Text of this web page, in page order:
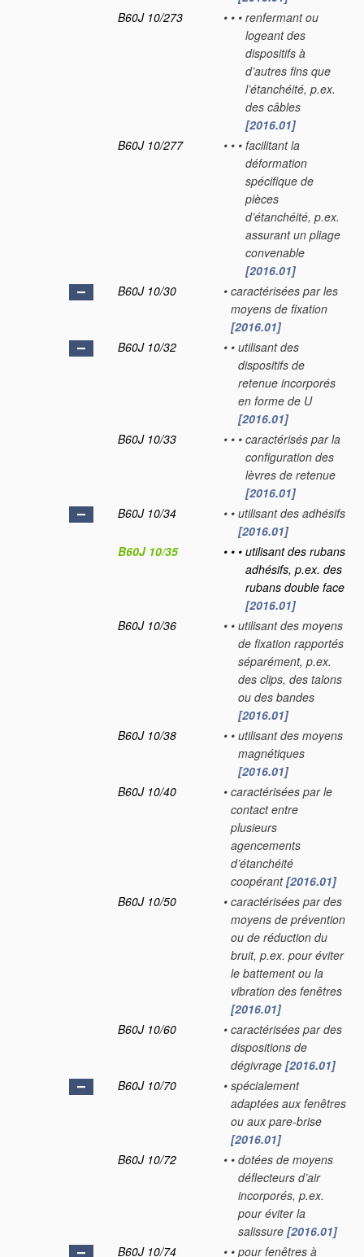
B60J 10/273
• • • renfermant ou
logeant des
dispositifs à
d’autres fins que
l’étanchéité, p.ex.
des câbles
[2016.01]
B60J 10/277
• • • facilitant la
déformation
spécifique de
pièces
d’étanchéité, p.ex.
assurant un pliage
convenable
[2016.01]
B60J 10/30
• caractérisées par les
moyens de fixation
[2016.01]
B60J 10/32
• • utilisant des
dispositifs de
retenue incorporés
en forme de U
[2016.01]
B60J 10/33
• • • caractérisés par la
configuration des
lèvres de retenue
[2016.01]
B60J 10/34
• • utilisant des adhésifs
[2016.01]
B60J 10/35
• • • utilisant des rubans
adhésifs, p.ex. des
rubans double face
[2016.01]
B60J 10/36
• • utilisant des moyens
de fixation rapportés
séparément, p.ex.
des clips, des talons
ou des bandes
[2016.01]
B60J 10/38
• • utilisant des moyens
magnétiques
[2016.01]
B60J 10/40
• caractérisées par le
contact entre
plusieurs
agencements
d’étanchéité
coopérant[2016.01]
B60J 10/50
• caractérisées par des
moyens de prévention
ou de réduction du
bruit, p.ex. pour éviter
le battement ou la
vibration des fenêtres
[2016.01]
B60J 10/60
• caractérisées par des
dispositions de
dégivrage [2016.01]
B60J 10/70
• spécialement
adaptées aux fenêtres
ou aux pare-brise
[2016.01]
B60J 10/72
• • dotées de moyens
déflecteurs d’air
incorporés, p.ex.
pour éviter la
salissure [2016.01]
B60J 10/74
• • pour fenêtres à